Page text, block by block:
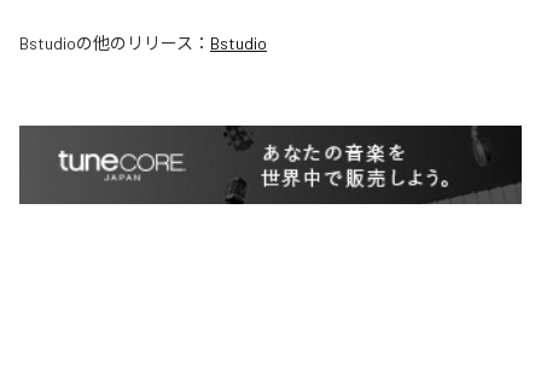
Bstudioの他のリリース： Bstudio